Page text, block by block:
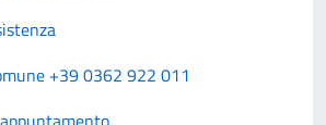
+39 0362 922 011